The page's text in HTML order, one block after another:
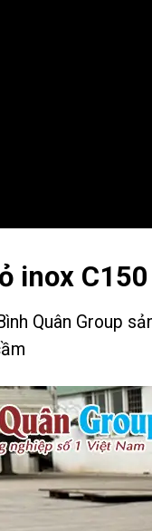
inox C150
Quân Group